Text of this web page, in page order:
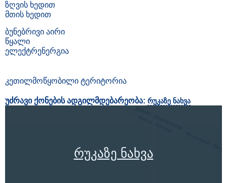
ზღვის ხედით
მთის ხედით
ბუნებრივი აირი
წყალი
ელექტრენერგია
კეთილმოწყობილი ტერიტორია
უძრავი ქონების ადგილმდებარეობა: რუკაზე ნახვა
რუკაზე ნახვა